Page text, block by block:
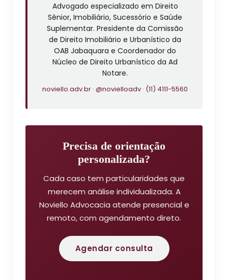
Advogado especializado em Direito
Sênior, Imobiliário, Sucessório e Saúde
Suplementar. Presidente da Comissão
de Direito Imobiliário e Urbanístico da
OAB Jabaquara e Coordenador do
Núcleo de Direito Urbanístico da Ad
Notare.
noviello.adv.br · @novielloadv · (11) 4111-5560
Precisa de orientação
personalizada?
Cada caso tem particularidades que
merecem análise individualizada. A
Noviello Advocacia atende presencial e
remoto, com agendamento direto.
Agendar consulta